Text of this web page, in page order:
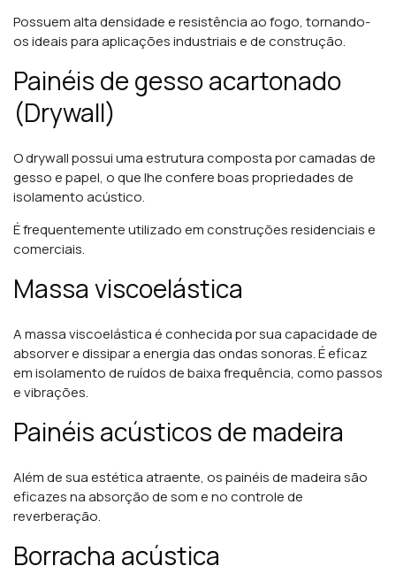
Possuem alta densidade e resistência ao fogo, tornando-
os ideais para aplicações industriais e de construção.
Painéis de gesso acartonado
(Drywall)
O drywall possui uma estrutura composta por camadas de
gesso e papel, o que lhe confere boas propriedades de
isolamento acústico.
É frequentemente utilizado em construções residenciais e
comerciais.
Massa viscoelástica
A massa viscoelástica é conhecida por sua capacidade de
absorver e dissipar a energia das ondas sonoras. É eficaz
em isolamento de ruídos de baixa frequência, como passos
e vibrações.
Painéis acústicos de madeira
Além de sua estética atraente, os painéis de madeira são
eficazes na absorção de som e no controle de
reverberação.
Borracha acústica